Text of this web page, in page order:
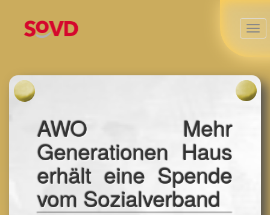
AWO Mehr
Generationen Haus
erhält eine Spende
vom Sozialverband